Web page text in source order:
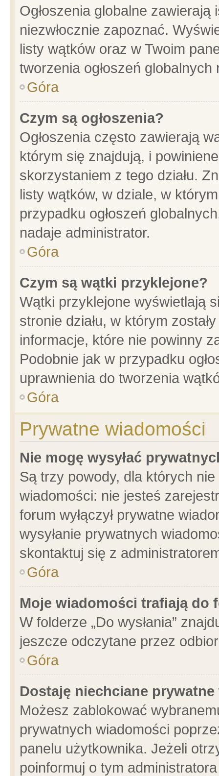
Ogłoszenia globalne
niezwłocznie zapoznać.
listy wątków oraz w Twoim
tworzenia ogłoszeń
Góra
Czym są ogłoszenia?
Ogłoszenia często zawierają
którym się znajdują, i
skorzystaniem z tego działu.
listy wątków, w dziale, w
przypadku ogłoszeń
nadaje administrator.
Góra
Czym są wątki przyklejone?
Wątki przyklejone wyświetlają
stronie działu, w którym
informacje, które nie powinny
Podobnie jak w przypadku
uprawnienia do tworzenia
Góra
Prywatne wiadomości
Nie mogę wysyłać
Są trzy powody, dla których
wiadomości: nie jesteś
forum wyłączył prywatne
wysyłanie prywatnych
skontaktuj się z
Góra
Moje wiadomości trafiają do
W folderze „Do wysłania”
jeszcze odczytane przez
Góra
Dostaję niechciane
Możesz zablokować
prywatnych wiadomości
panelu użytkownika. Jeżeli
poinformuj o tym